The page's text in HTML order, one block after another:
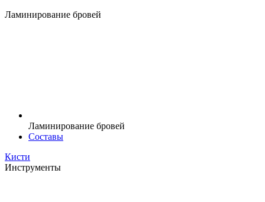
Ламинирование бровей
Ламинирование бровей
Составы
Кисти
Инструменты